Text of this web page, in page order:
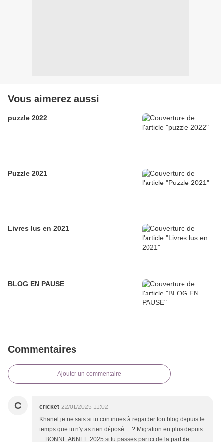
Vous aimerez aussi
puzzle 2022
Puzzle 2021
Livres lus en 2021
BLOG EN PAUSE
Commentaires
Ajouter un commentaire
C cricket 22/01/2025 11:02
Khanel je ne sais si tu continues à regarder ton blog depuis le
temps que tu n'y as rien déposé ... ? Migration en plus depuis
... BONNE ANNEE 2025 si tu passes par ici de la part de